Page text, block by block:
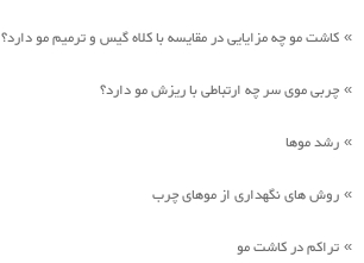
» کاشت مو چه مزایایی در مقایسه با کلاه گیس و ترمیم مو دارد؟
» چربی موی سر چه ارتباطی با ریزش مو دارد؟
» رشد موها
» روش های نگهداری از موهای چرب
» تراکم در کاشت مو